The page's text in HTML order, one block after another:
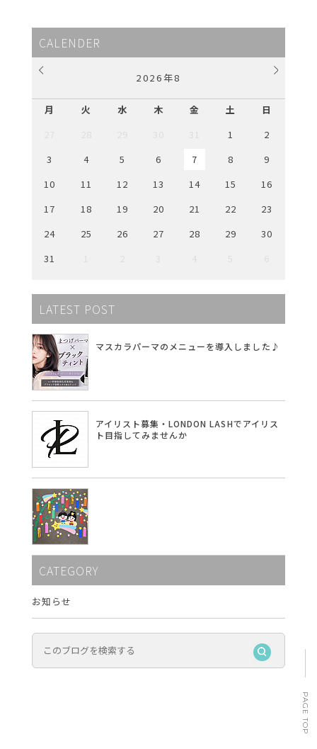
CALENDER
2026年8
月 火 水 木 金 土
日
1
2
3
4 5 6 7 8
9
10
11 12 13 14 15
16
17
18 19 20 21 22
23
24
25 26 27 28 29
30
31
LATEST POST
マスカラパーマのメニューを導入しました♪
アイリスト募集・LONDON LASHでアイリス
ト目指してみませんか
CATEGORY
お知らせ
PAGE TOP